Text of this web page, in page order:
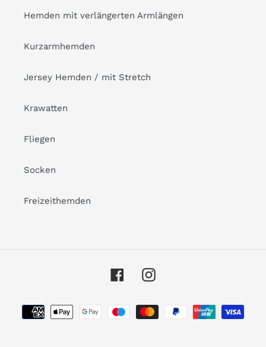
Hemden mit verlängerten Armlängen
Kurzarmhemden
Jersey Hemden / mit Stretch
Krawatten
Fliegen
Socken
Freizeithemden
FacebookInstagram
Zahlungsarten